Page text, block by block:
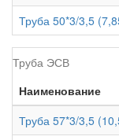
Труба 50*3/3,5
Труба ЭСВ
Наименование
Труба 57*3/3,5